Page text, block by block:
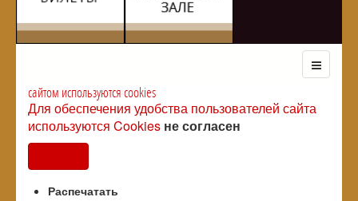
сайтом используются cookies
Для обеспечения удобства пользователей сайта
используются Cookies не согласен
Распечатать